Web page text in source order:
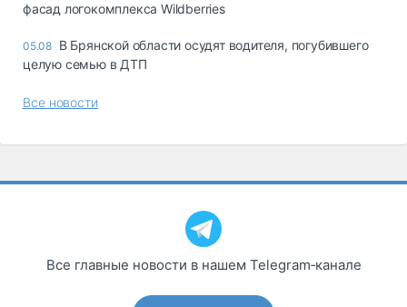
фасад логокомплекса Wildberries
05.08 В Брянской области осудят водителя, погубившего
целую семью в ДТП
Все новости
Все главные новости в нашем Telegram‑канале